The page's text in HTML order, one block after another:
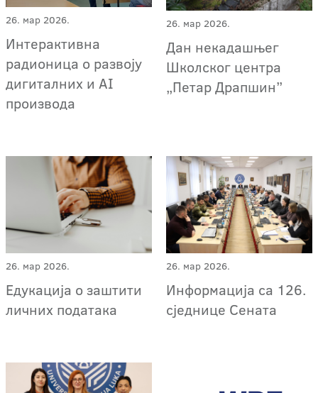
26. мар 2026.
Интерактивна
радионица о развоју
дигиталних и AI
производа
26. мар 2026.
Дан некадашњег
Школског центра
„Петар Драпшин”
26. мар 2026.
Едукација о заштити
личних података
26. мар 2026.
Информација са 126.
сједнице Сената